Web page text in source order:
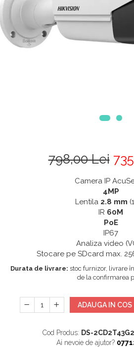
798,00 Lei
Camera IP
4MP
Lentila 2.8 mm
IR 60M
PoE
IP67
Analiza video
Stocare pe SDcard max.
Durata de livrare: stoc furnizor, livrare
de la confirmarea
ADAUGA IN COS
Cod Produs: DS-
Ai nevoie de ajutor?